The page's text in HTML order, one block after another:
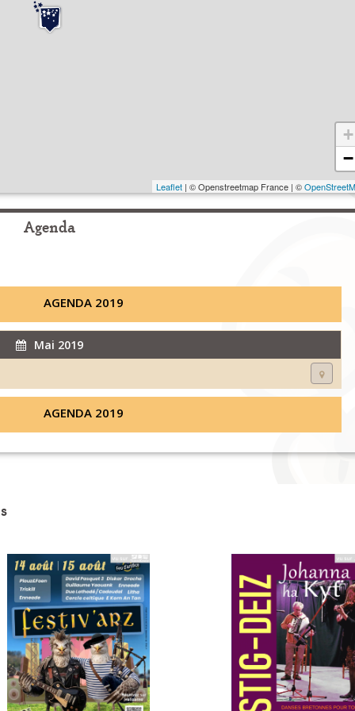
+
−
Leaflet| © Openstreetmap France | ©
Agenda
AGENDA 2019
Mai 2019
AGENDA 2019